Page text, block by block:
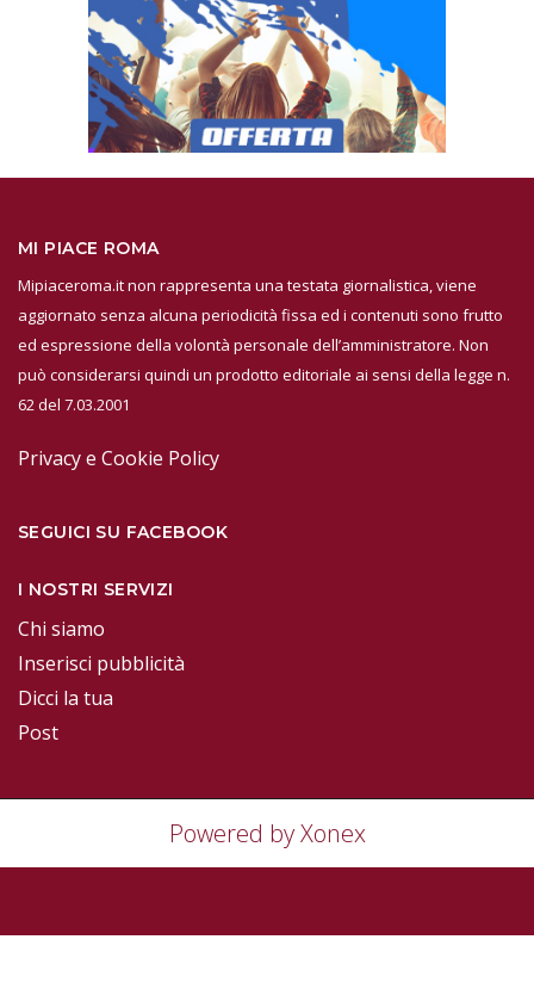
MI PIACE ROMA
Mipiaceroma.it non rappresenta una testata giornalistica, viene
aggiornato senza alcuna periodicità fissa ed i contenuti sono frutto
ed espressione della volontà personale dell’amministratore. Non
può considerarsi quindi un prodotto editoriale ai sensi della legge n.
62 del 7.03.2001
Privacy e Cookie Policy
SEGUICI SU FACEBOOK
I NOSTRI SERVIZI
Chi siamo
Inserisci pubblicità
Dicci la tua
Post
Powered by Xonex